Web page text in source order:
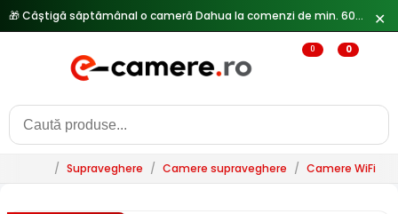
✕
0 0
/ Supraveghere / Camere supraveghere / Camere WiFi &